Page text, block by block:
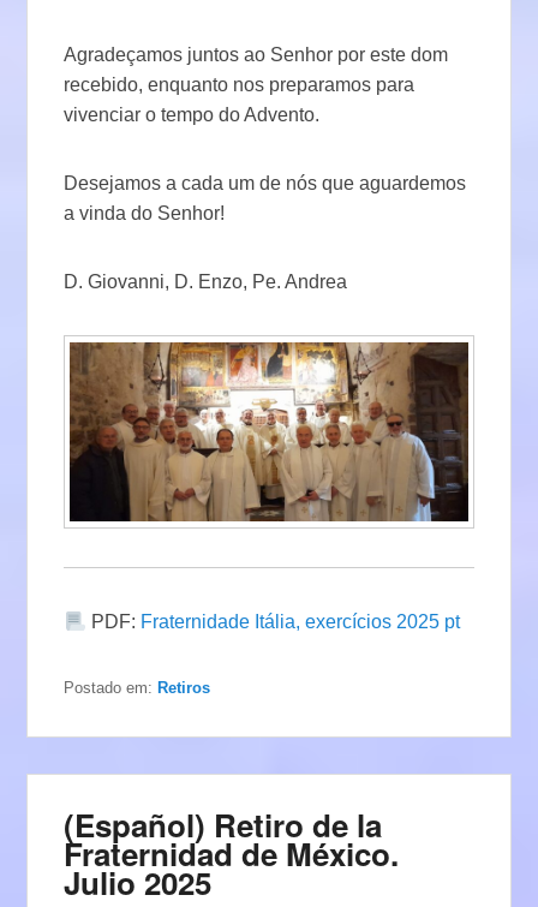
Agradeçamos juntos ao Senhor por este dom
recebido, enquanto nos preparamos para
vivenciar o tempo do Advento.
Desejamos a cada um de nós que aguardemos
a vinda do Senhor!
D. Giovanni, D. Enzo, Pe. Andrea
PDF: Fraternidade Itália, exercícios 2025 pt
Postado em: Retiros
(Español) Retiro de la
Fraternidad de México.
Julio 2025